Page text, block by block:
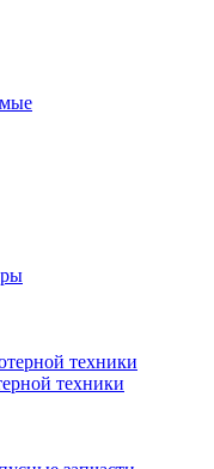
техники
техники